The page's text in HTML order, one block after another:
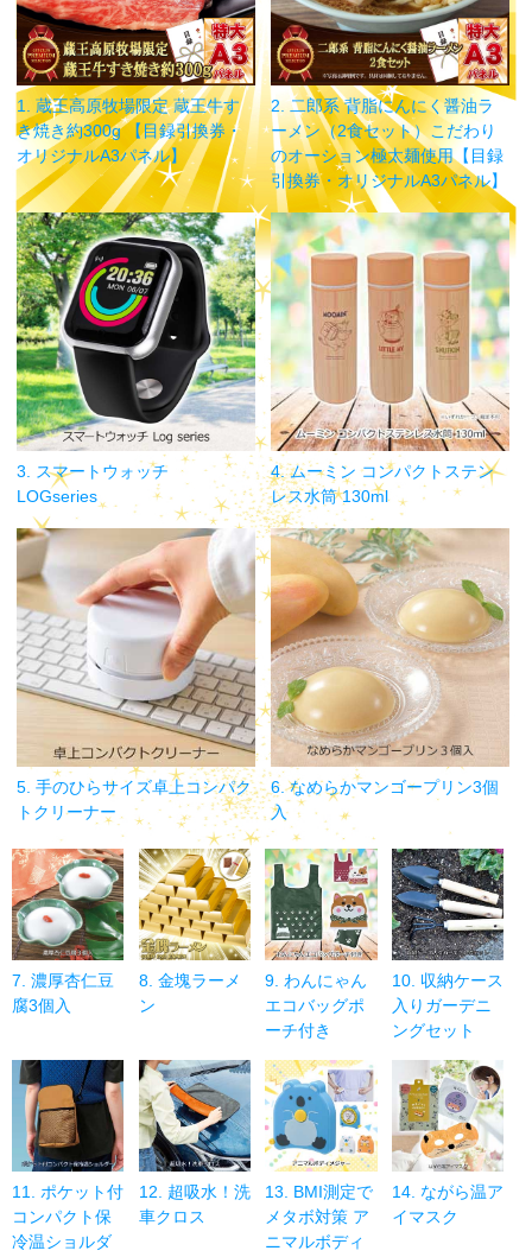
1. 蔵王高原牧場限定 蔵王牛す
き焼き約300g 【目録引換券・
オリジナルA3パネル】
2. 二郎系 背脂にんにく醤油ラ
ーメン（2食セット）こだわり
のオーション極太麺使用【目録
引換券・オリジナルA3パネル】
3. スマートウォッチ
LOGseries
4. ムーミン コンパクトステン
レス水筒 130ml
5. 手のひらサイズ卓上コンパク
トクリーナー
6. なめらかマンゴープリン3個
入
7. 濃厚杏仁豆
腐3個入
8. 金塊ラーメ
ン
9. わんにゃん
エコバッグポ
ーチ付き
10. 収納ケース
入りガーデニ
ングセット
11. ポケット付
コンパクト保
冷温ショルダ
12. 超吸水！洗
車クロス
13. BMI測定で
メタボ対策 ア
ニマルボディ
14. ながら温ア
イマスク